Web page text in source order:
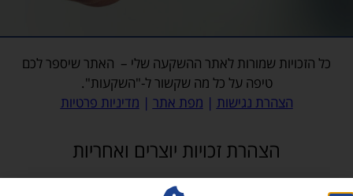
כל הזכויות שמורות לאתר ההשקעה שלי – האתר שיספר לכם
טיפה על כל מה שקשור ל-"השקעות".
הצהרת נגישות | מפת אתר | מדיניות פרטיות
הצהרת זכויות יוצרים ואחריות
האתר, לרבות כלל התכנים והמדיה המופיעים בו, לרבות תמונות, פועל על פי דין